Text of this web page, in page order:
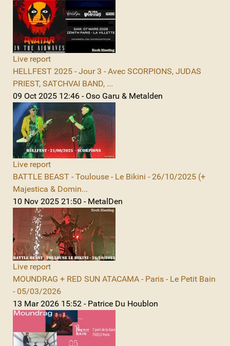
Live report
HELLFEST 2025 - Jour 3 - Avec SCORPIONS, JUDAS
PRIEST, SATCHVAI BAND, ...
09 Oct 2025 12:46 - Oso Garu & Metalden
Live report
BATTLE BEAST - Toulouse - Le Bikini - 26/10/2025 (+
Majestica & Domin...
10 Nov 2025 21:50 - MetalDen
Live report
MOUNDRAG + RED SUN ATACAMA - Paris - Le Petit Bain
- 05/03/2026
13 Mar 2026 15:52 - Patrice Du Houblon